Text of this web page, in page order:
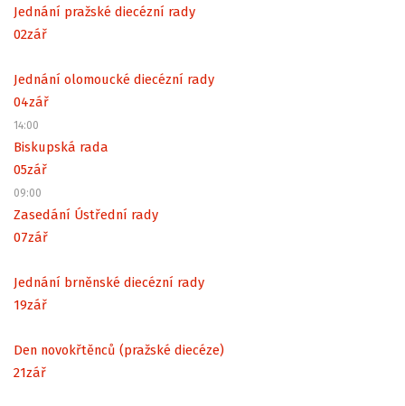
Jednání pražské diecézní rady
02zář
Jednání olomoucké diecézní rady
04zář
14:00
Biskupská rada
05zář
09:00
Zasedání Ústřední rady
07zář
Jednání brněnské diecézní rady
19zář
Den novokřtěnců (pražské diecéze)
21zář